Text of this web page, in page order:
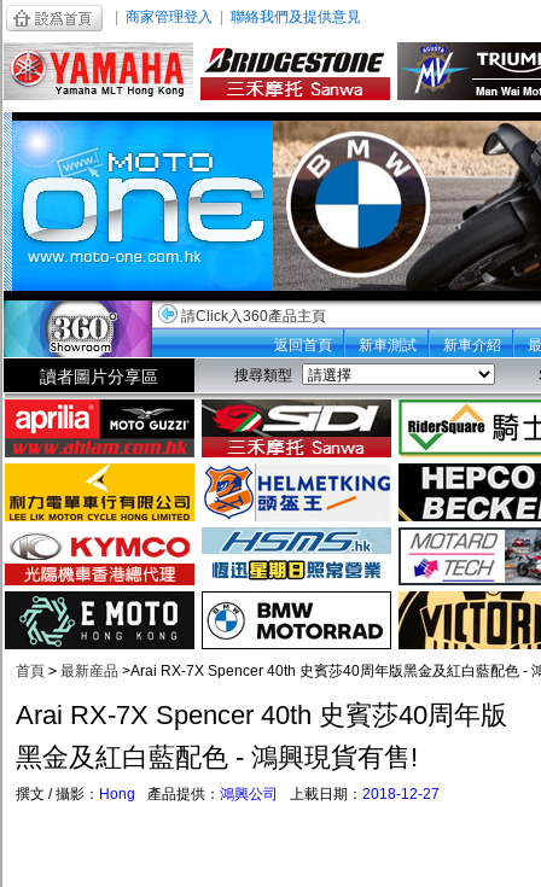
商家管理登入 聯絡我們及提供意見
請Click入360產品主頁
返回首頁
新車測試 新車介紹
讀者圖片分享區 搜尋類型
首頁 > 最新産品 >Arai RX-7X Spencer 40th 史賓莎40周年版黑金及紅白藍配色 -
Arai RX-7X Spencer 40th 史賓莎40周年版
黑金及紅白藍配色 - 鴻興現貨有售!
撰文 / 攝影： Hong 產品提供： 鴻興公司 上載日期： 2018-12-27